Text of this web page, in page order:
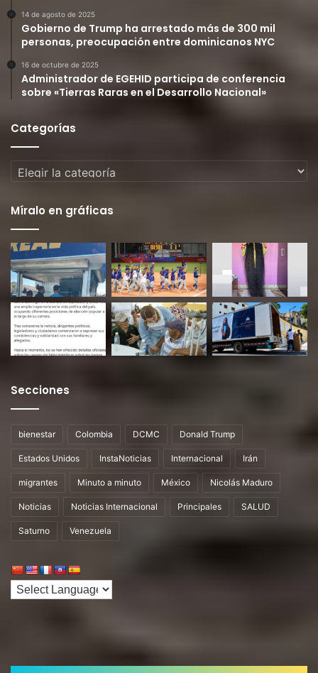
14 de agosto de 2025
Gobierno de Trump ha arrestado más de 300 mil
personas, preocupación entre dominicanos NYC
16 de octubre de 2025
Administrador de EGEHID participa de conferencia
sobre «Tierras Raras en el Desarrollo Nacional»
Categorías
Categorías
Míralo en gráficas
Secciones
bienestar Colombia DCMC Donald Trump
Estados Unidos InstaNoticias Internacional Irán
migrantes Minuto a minuto México Nicolás Maduro
Noticias Noticias Internacional Principales SALUD
Saturno Venezuela